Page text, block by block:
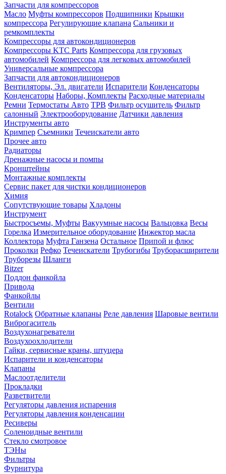
Запчасти для компрессоров
Масло Муфты компрессоров Подшипники Крышки
компрессора Регулирующие клапана Сальники и
ремкомплекты
Компрессоры для автокондиционеров
Компрессоры KTC Parts Компрессора для грузовых
автомобилей Компрессора для легковых автомобилей
Универсальные компрессора
Запчасти для автокондиционеров
Вентиляторы, Эл. двигатели Испарители Конденсаторы
Конденсаторы Наборы, Комплекты Расходные материалы
Ремни Термостаты Авто ТРВ Фильтр осушитель Фильтр
салонный Электрооборудование Датчики давления
Инструменты авто
Кримпер Съемники Течеискатели авто
Прочее авто
Радиаторы
Дренажные насосы и помпы
Кронштейны
Монтажные комплекты
Сервис пакет для чистки кондиционеров
Химия
Сопутствующие товары Хладоны
Инструмент
Быстросъемы, Муфты Вакуумные насосы Вальцовка Весы
Горелка Измерительное оборудование Инжектор масла
Коллектора Муфта Ганзена Остальное Припой и флюс
Проколки Рефко Течеискатели Трубогибы Труборасширители
Труборезы Шланги
Bitzer
Поддон фанкойла
Привода
Фанкойлы
Вентили
Rotalock Обратные клапаны Реле давления Шаровые вентили
Виброгаситель
Воздухонагреватели
Воздухоохлодители
Гайки, сервисные краны, штуцера
Испарители и конденсаторы
Клапаны
Маслоотделители
Прокладки
Разветвители
Регуляторы давления испарения
Регуляторы давления конденсации
Ресиверы
Соленоидные вентили
Стекло смотровое
ТЭНы
Фильтры
Фурнитура